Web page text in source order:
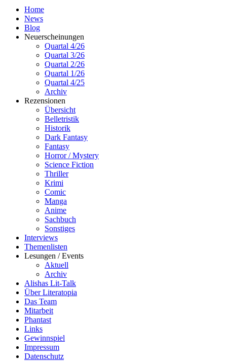
Home
News
Blog
Neuerscheinungen
Quartal 4/26
Quartal 3/26
Quartal 2/26
Quartal 1/26
Quartal 4/25
Archiv
Rezensionen
Übersicht
Belletristik
Historik
Dark Fantasy
Fantasy
Horror / Mystery
Science Fiction
Thriller
Krimi
Comic
Manga
Anime
Sachbuch
Sonstiges
Interviews
Themenlisten
Lesungen / Events
Aktuell
Archiv
Alishas Lit-Talk
Über Literatopia
Das Team
Mitarbeit
Phantast
Links
Gewinnspiel
Impressum
Datenschutz